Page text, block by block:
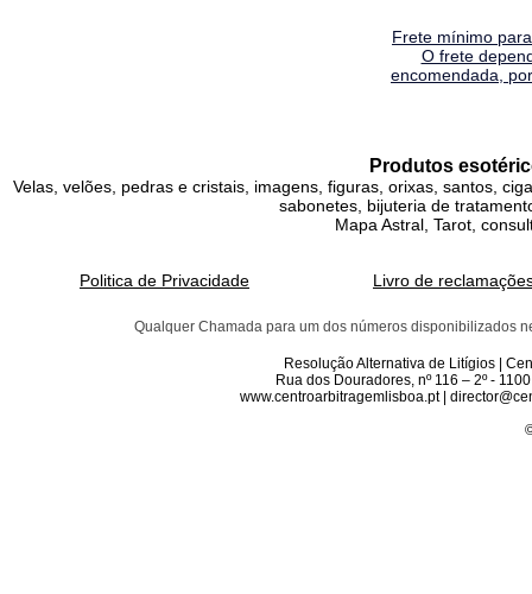
Frete mínimo
O frete
encomendada,
Produtos
Velas, velões, pedras e cristais, imagens, figuras, orixas, santos,
sabonetes, bijuteria de
Mapa Astral, Tarot,
Politica de Privacidade Livro de
Qualquer Chamada para um dos números disponibilizados
Resolução Alternativa de Litígios |
Rua dos Douradores, nº 116 – 2º -
www.centroarbitragemlisboa.pt |